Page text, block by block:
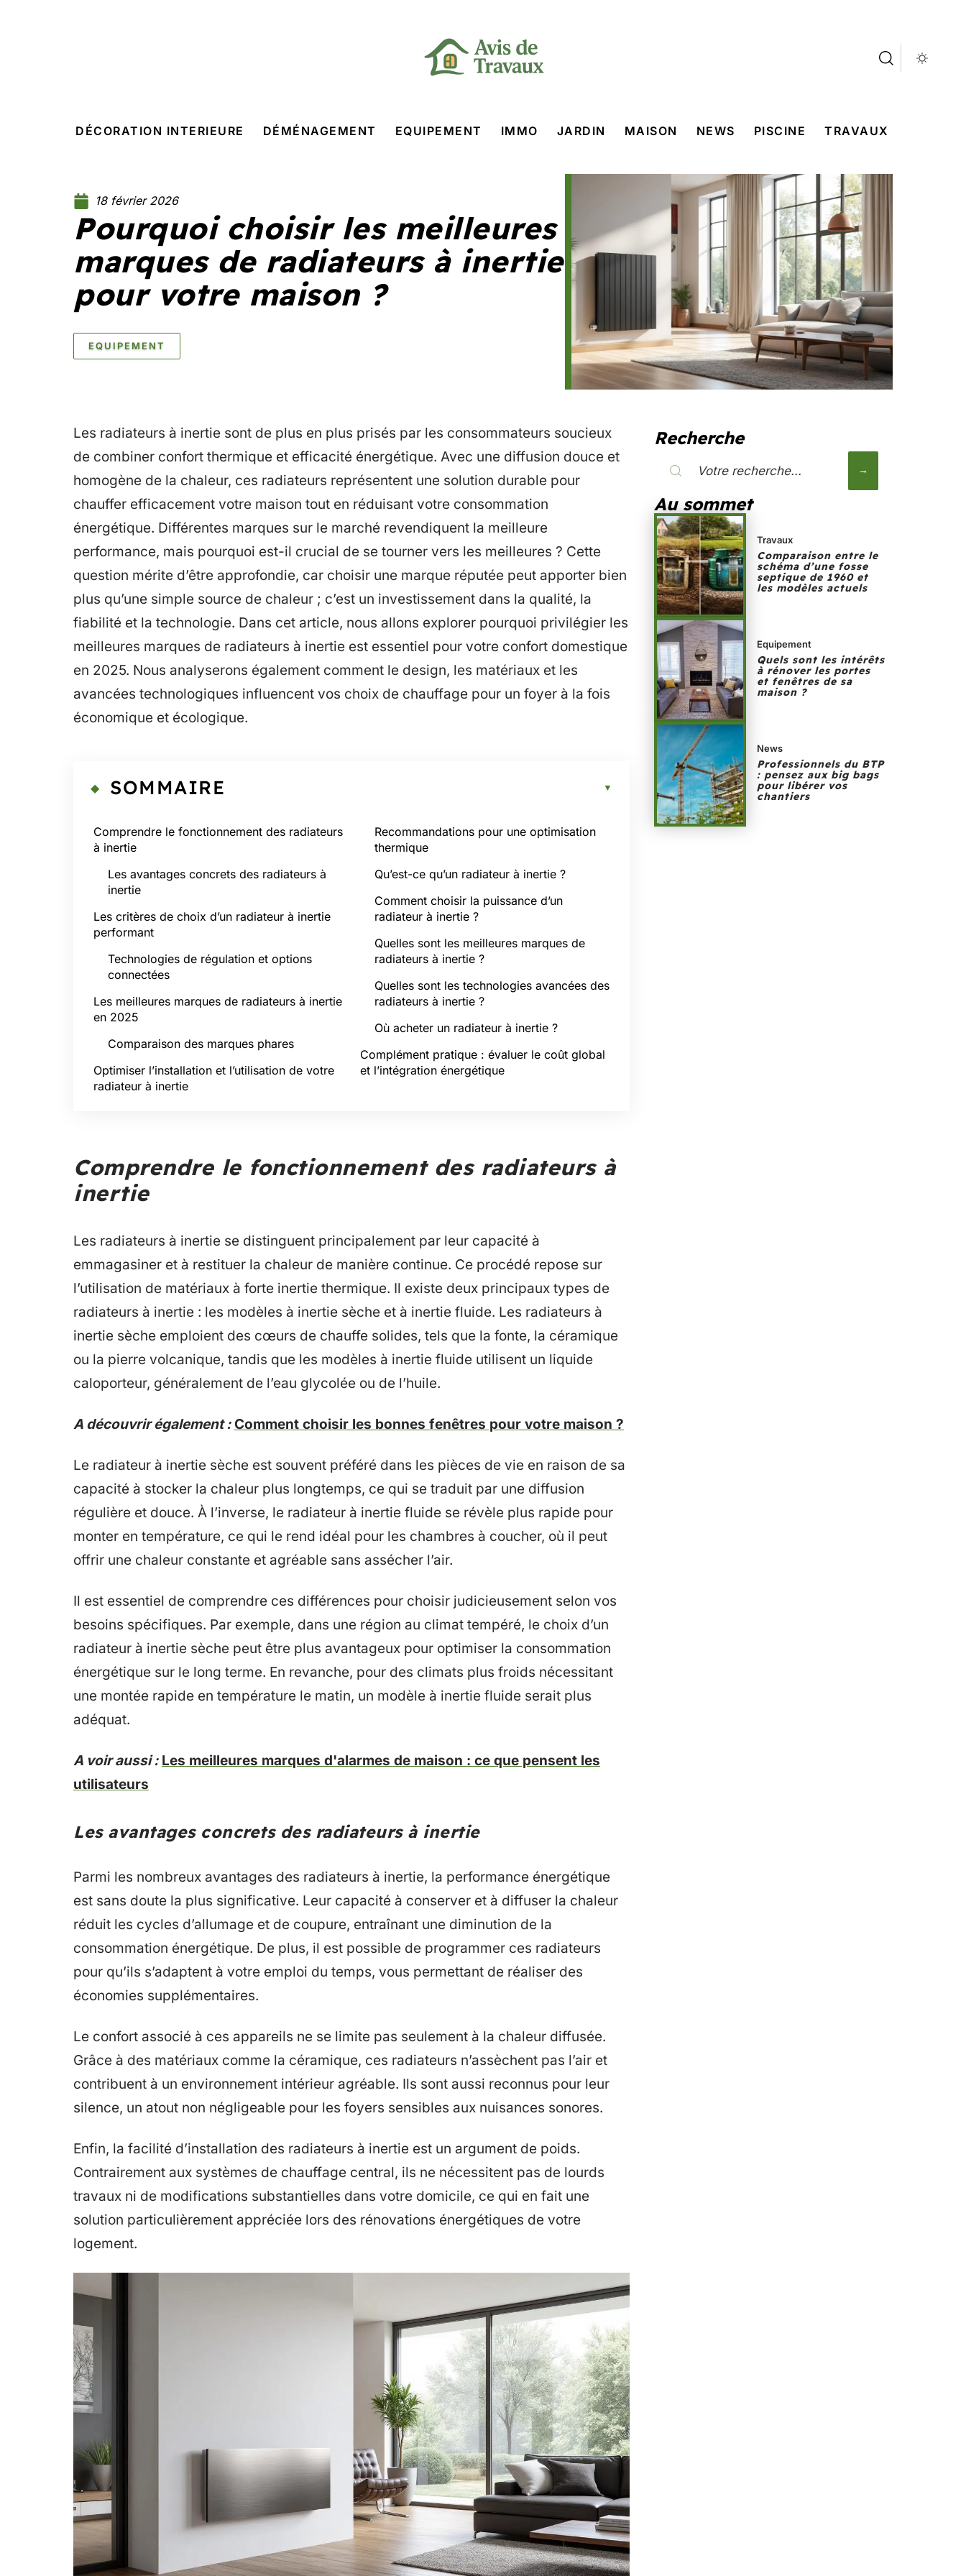
DÉCORATION INTERIEURE DÉMÉNAGEMENT EQUIPEMENT IMMO JARDIN MAISON NEWS PISCINE TRAVAUX
18 février 2026
Pourquoi choisir les meilleures
marques de radiateurs à inertie
pour votre maison ?
EQUIPEMENT
Les radiateurs à inertie sont de plus en plus prisés par les consommateurs soucieux
de combiner confort thermique et efficacité énergétique. Avec une diffusion douce et
homogène de la chaleur, ces radiateurs représentent une solution durable pour
chauffer efficacement votre maison tout en réduisant votre consommation
énergétique. Différentes marques sur le marché revendiquent la meilleure
performance, mais pourquoi est-il crucial de se tourner vers les meilleures ? Cette
question mérite d’être approfondie, car choisir une marque réputée peut apporter bien
plus qu’une simple source de chaleur ; c’est un investissement dans la qualité, la
fiabilité et la technologie. Dans cet article, nous allons explorer pourquoi privilégier les
meilleures marques de radiateurs à inertie est essentiel pour votre confort domestique
en 2025. Nous analyserons également comment le design, les matériaux et les
avancées technologiques influencent vos choix de chauffage pour un foyer à la fois
économique et écologique.
SOMMAIRE
Comprendre le fonctionnement des radiateurs
à inertie
Les avantages concrets des radiateurs à
inertie
Les critères de choix d’un radiateur à inertie
performant
Technologies de régulation et options
connectées
Les meilleures marques de radiateurs à inertie
en 2025
Comparaison des marques phares
Optimiser l’installation et l’utilisation de votre
radiateur à inertie
Recommandations pour une optimisation
thermique
Qu’est-ce qu’un radiateur à inertie ?
Comment choisir la puissance d’un
radiateur à inertie ?
Quelles sont les meilleures marques de
radiateurs à inertie ?
Quelles sont les technologies avancées des
radiateurs à inertie ?
Où acheter un radiateur à inertie ?
Complément pratique : évaluer le coût global
et l’intégration énergétique
Comprendre le fonctionnement des radiateurs à
inertie
Les radiateurs à inertie se distinguent principalement par leur capacité à
emmagasiner et à restituer la chaleur de manière continue. Ce procédé repose sur
l’utilisation de matériaux à forte inertie thermique. Il existe deux principaux types de
radiateurs à inertie : les modèles à inertie sèche et à inertie fluide. Les radiateurs à
inertie sèche emploient des cœurs de chauffe solides, tels que la fonte, la céramique
ou la pierre volcanique, tandis que les modèles à inertie fluide utilisent un liquide
caloporteur, généralement de l’eau glycolée ou de l’huile.
A découvrir également : Comment choisir les bonnes fenêtres pour votre maison ?
Le radiateur à inertie sèche est souvent préféré dans les pièces de vie en raison de sa
capacité à stocker la chaleur plus longtemps, ce qui se traduit par une diffusion
régulière et douce. À l’inverse, le radiateur à inertie fluide se révèle plus rapide pour
monter en température, ce qui le rend idéal pour les chambres à coucher, où il peut
offrir une chaleur constante et agréable sans assécher l’air.
Il est essentiel de comprendre ces différences pour choisir judicieusement selon vos
besoins spécifiques. Par exemple, dans une région au climat tempéré, le choix d’un
radiateur à inertie sèche peut être plus avantageux pour optimiser la consommation
énergétique sur le long terme. En revanche, pour des climats plus froids nécessitant
une montée rapide en température le matin, un modèle à inertie fluide serait plus
adéquat.
A voir aussi : Les meilleures marques d'alarmes de maison : ce que pensent les
utilisateurs
Les avantages concrets des radiateurs à inertie
Parmi les nombreux avantages des radiateurs à inertie, la performance énergétique
est sans doute la plus significative. Leur capacité à conserver et à diffuser la chaleur
réduit les cycles d’allumage et de coupure, entraînant une diminution de la
consommation énergétique. De plus, il est possible de programmer ces radiateurs
pour qu’ils s’adaptent à votre emploi du temps, vous permettant de réaliser des
économies supplémentaires.
Le confort associé à ces appareils ne se limite pas seulement à la chaleur diffusée.
Grâce à des matériaux comme la céramique, ces radiateurs n’assèchent pas l’air et
contribuent à un environnement intérieur agréable. Ils sont aussi reconnus pour leur
silence, un atout non négligeable pour les foyers sensibles aux nuisances sonores.
Enfin, la facilité d’installation des radiateurs à inertie est un argument de poids.
Contrairement aux systèmes de chauffage central, ils ne nécessitent pas de lourds
travaux ni de modifications substantielles dans votre domicile, ce qui en fait une
solution particulièrement appréciée lors des rénovations énergétiques de votre
logement.
Recherche
Au sommet
Travaux
Comparaison entre le
schéma d’une fosse
septique de 1960 et
les modèles actuels
Equipement
Quels sont les intérêts
à rénover les portes
et fenêtres de sa
maison ?
News
Professionnels du BTP
: pensez aux big bags
pour libérer vos
chantiers